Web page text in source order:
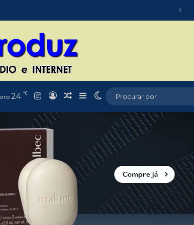
24 ℃ Instagram
EntrarArtigo aleatório
Barra Lateral
Switch skin